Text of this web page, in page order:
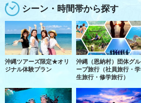
シーン・時間帯から探す
沖縄ツアーズ限定★オリ
ジナル体験プラン
沖縄（恩納村）団体グル
ープ旅行（社員旅行・学
生旅行・修学旅行）